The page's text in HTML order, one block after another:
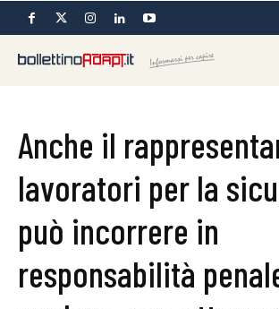
Anche il
lavoratori per la
può incorrere in
responsabilità